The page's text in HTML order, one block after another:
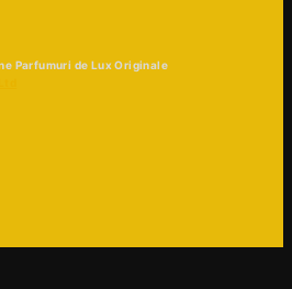
Parfumuri de Lux Originale